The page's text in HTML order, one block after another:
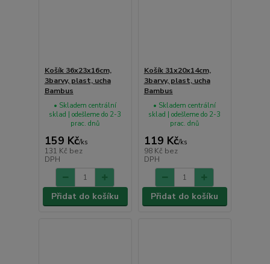
Košík 36x23x16cm,
3barvy, plast, ucha
Bambus
159 Kč/ks
131 Kč bez
DPH
• Skladem centrální
sklad | odešleme do 2-3
prac. dnů
Přidat do košíku
Košík 31x20x14cm,
3barvy, plast, ucha
Bambus
119 Kč/ks
98 Kč bez
DPH
• Skladem centrální
sklad | odešleme do 2-3
prac. dnů
Přidat do košíku